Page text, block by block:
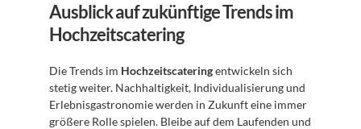
Ausblick auf zukünftige Trends im
Hochzeitscatering
Die Trends im Hochzeitscatering entwickeln sich
stetig weiter. Nachhaltigkeit, Individualisierung und
Erlebnisgastronomie werden in Zukunft eine immer
größere Rolle spielen. Bleibe auf dem Laufenden und